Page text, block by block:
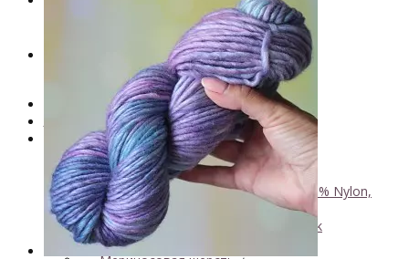
Книги по окрашиванию пряжи
Лимитированная коллекция пряжи
Пряжа ручного крашения VizEll+
- Luxury Collection
- Кид мохер, альпака+
↘ KidLace, 70% Kid Mohair 30% Nylon,
450м/50г
↘ KidSilk, Super Kid Mohair Silk
↘ Альпака